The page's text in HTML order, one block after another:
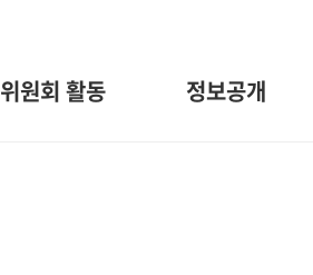
위원회 활동 정보공개